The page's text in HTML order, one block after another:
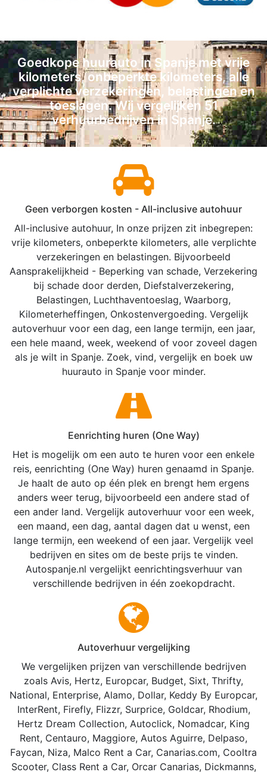
Goedkope huurauto in Spanje met vrije
kilometers, onbeperkte kilometers, alle
verplichte verzekeringen, belastingen en
toeslagen. Wij vergelijken 51
verhuurbedrijven in Spanje.
Geen verborgen kosten - All-inclusive autohuur
All-inclusive autohuur, In onze prijzen zit inbegrepen:
vrije kilometers, onbeperkte kilometers, alle verplichte
verzekeringen en belastingen. Bijvoorbeeld
Aansprakelijkheid - Beperking van schade, Verzekering
bij schade door derden, Diefstalverzekering,
Belastingen, Luchthaventoeslag, Waarborg,
Kilometerheffingen, Onkostenvergoeding. Vergelijk
autoverhuur voor een dag, een lange termijn, een jaar,
een hele maand, week, weekend of voor zoveel dagen
als je wilt in Spanje. Zoek, vind, vergelijk en boek uw
huurauto in Spanje voor minder.
Eenrichting huren (One Way)
Het is mogelijk om een auto te huren voor een enkele
reis, eenrichting (One Way) huren genaamd in Spanje.
Je haalt de auto op één plek en brengt hem ergens
anders weer terug, bijvoorbeeld een andere stad of
een ander land. Vergelijk autoverhuur voor een week,
een maand, een dag, aantal dagen dat u wenst, een
lange termijn, een weekend of een jaar. Vergelijk veel
bedrijven en sites om de beste prijs te vinden.
Autospanje.nl vergelijkt eenrichtingsverhuur van
verschillende bedrijven in één zoekopdracht.
Autoverhuur vergelijking
We vergelijken prijzen van verschillende bedrijven
zoals Avis, Hertz, Europcar, Budget, Sixt, Thrifty,
National, Enterprise, Alamo, Dollar, Keddy By Europcar,
InterRent, Firefly, Flizzr, Surprice, Goldcar, Rhodium,
Hertz Dream Collection, Autoclick, Nomadcar, King
Rent, Centauro, Maggiore, Autos Aguirre, Delpaso,
Faycan, Niza, Malco Rent a Car, Canarias.com, Cooltra
Scooter, Class Rent a Car, Orcar Canarias, Dickmanns,